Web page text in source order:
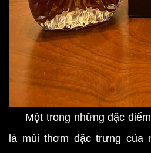
Một trong những đặc
là mùi thơm đặc trưng của